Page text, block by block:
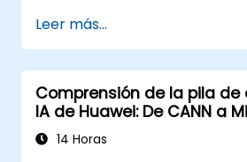
Leer más...
Comprensión de la pila
IA de Huawei: De CANN a
14 Horas